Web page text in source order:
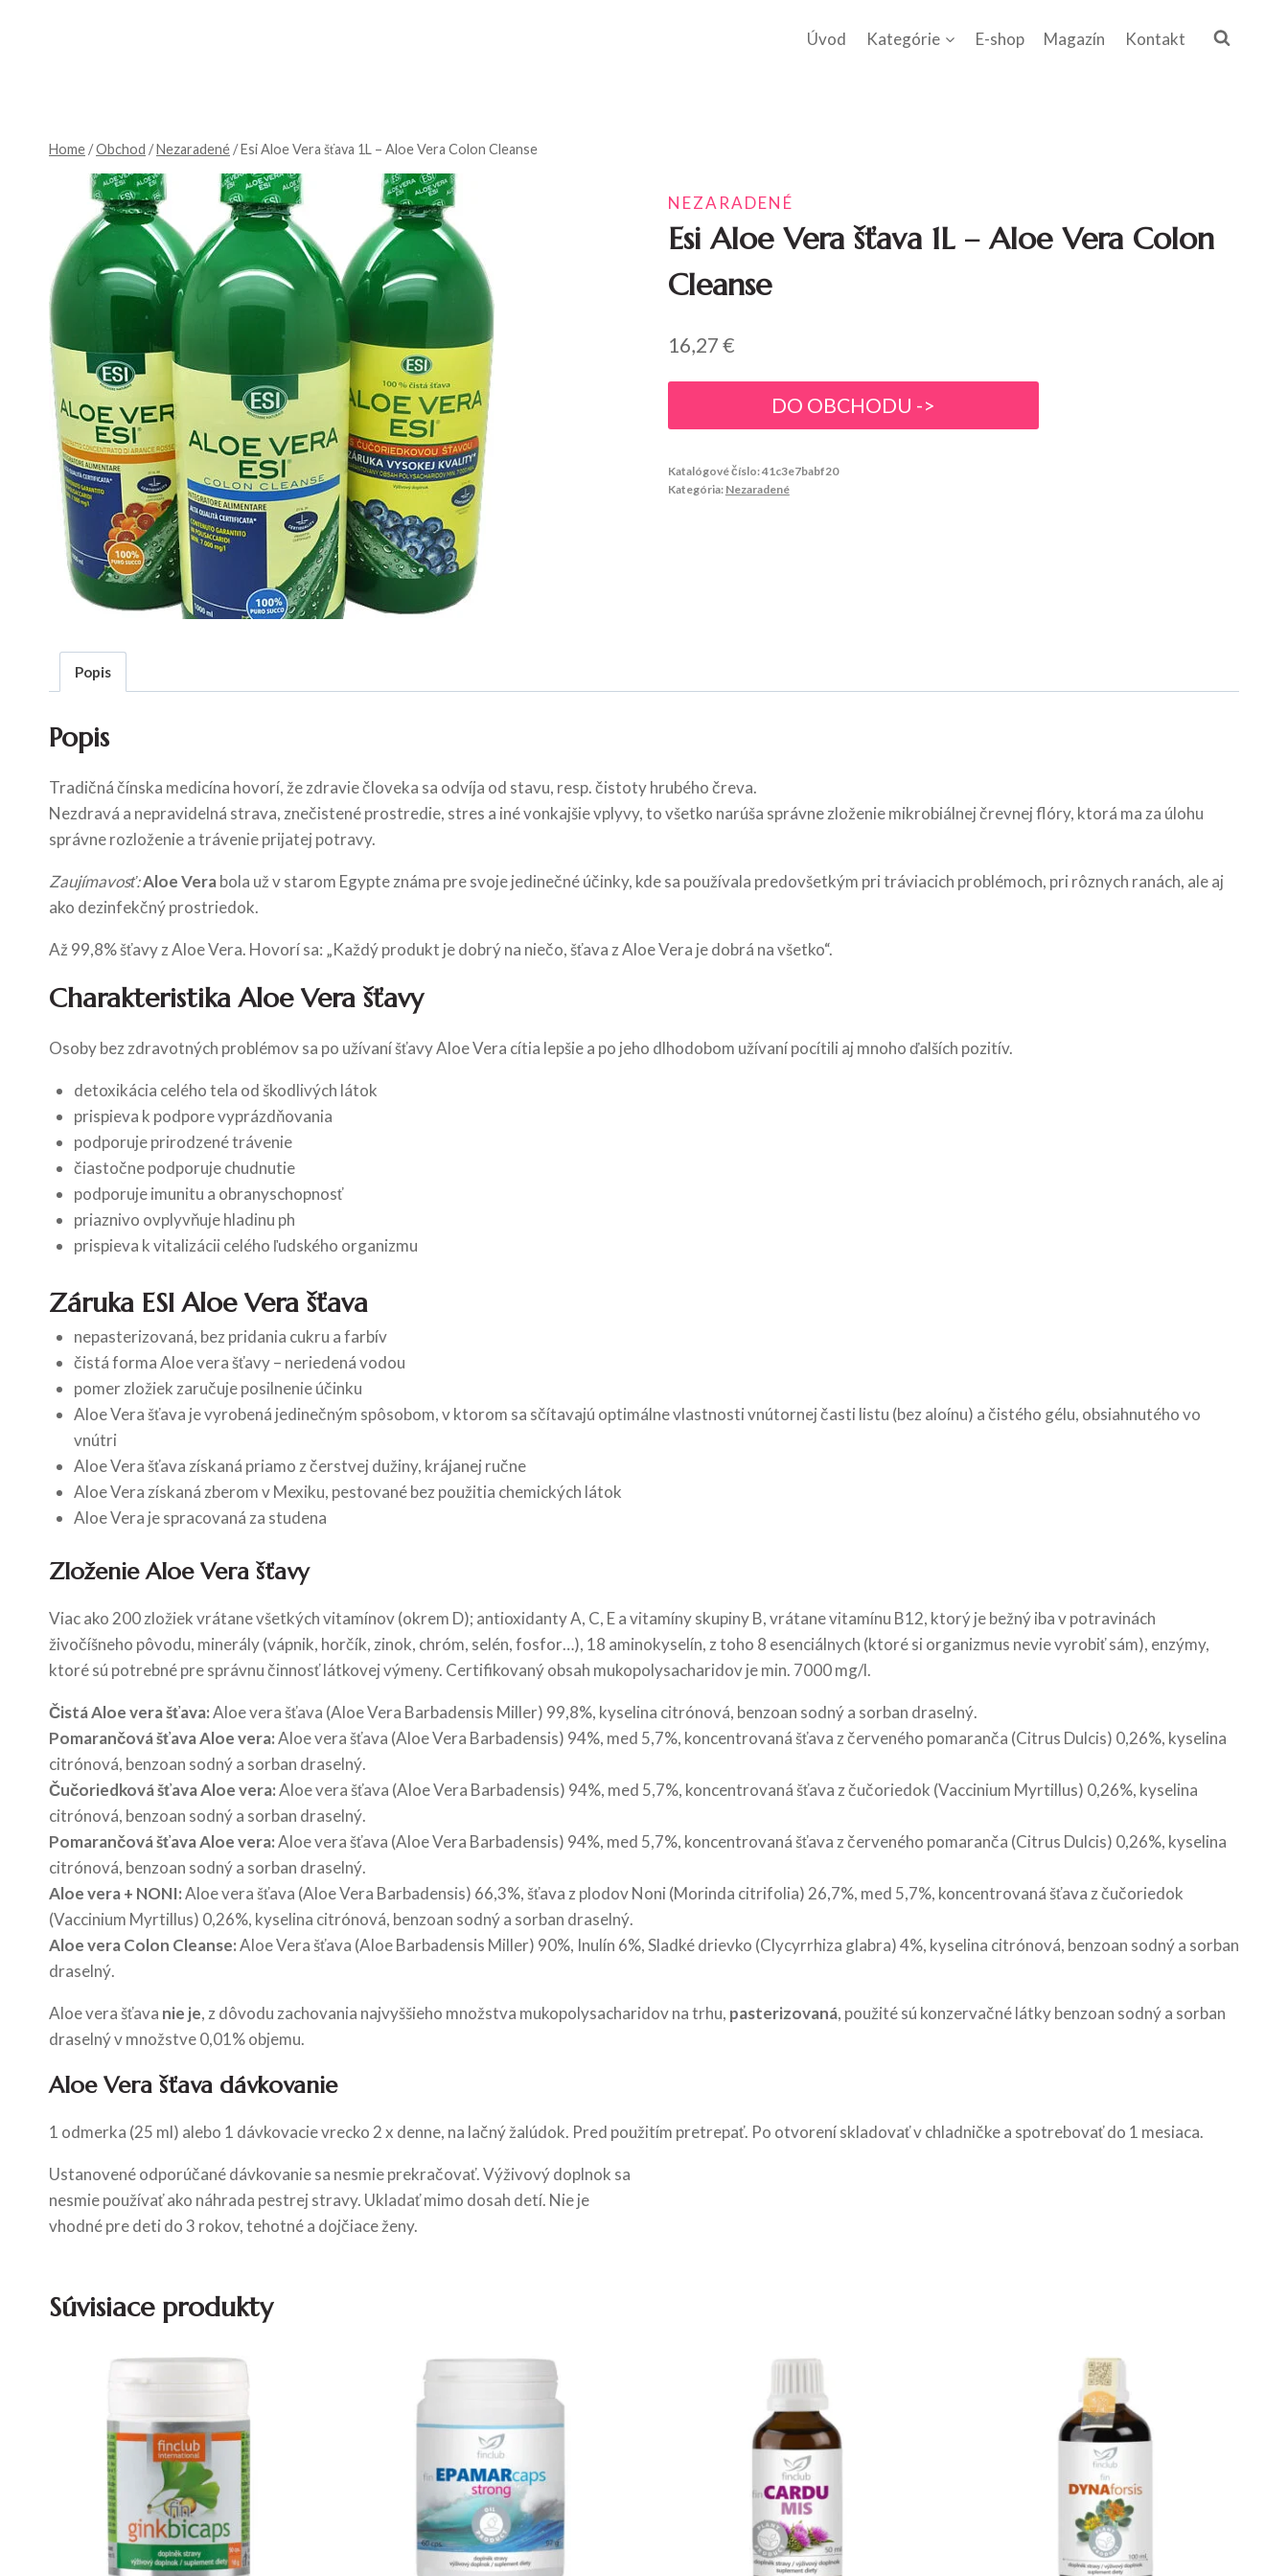
Úvod Kategórie E-shop Magazín Kontakt
Home /Obchod /Nezaradené /Esi Aloe Vera šťava 1L – Aloe Vera Colon Cleanse
NEZARADENÉ
Esi Aloe Vera šťava 1L – Aloe Vera Colon
Cleanse
16,27€
DO OBCHODU ->
Katalógové číslo:41c3e7babf20
Kategória: Nezaradené
Popis
Popis
Tradičná čínska medicína hovorí, že zdravie človeka sa odvíja od stavu, resp. čistoty hrubého čreva.
Nezdravá a nepravidelná strava, znečistené prostredie, stres a iné vonkajšie vplyvy, to všetko narúša správne zloženie mikrobiálnej črevnej flóry, ktorá ma za úlohu
správne rozloženie a trávenie prijatej potravy.
Zaujímavosť:Aloe Verabola už v starom Egypte známa pre svoje jedinečné účinky, kde sa používala predovšetkým pri tráviacich problémoch, pri rôznych ranách, ale aj
ako dezinfekčný prostriedok.
Až 99,8% šťavy z Aloe Vera. Hovorí sa: „Každý produkt je dobrý na niečo, šťava z Aloe Vera je dobrá na všetko“.
Charakteristika Aloe Vera šťavy
Osoby bez zdravotných problémov sa po užívaní šťavy Aloe Vera cítia lepšie a po jeho dlhodobom užívaní pocítili aj mnoho ďalších pozitív.
detoxikácia celého tela od škodlivých látok
prispieva k podpore vyprázdňovania
podporuje prirodzené trávenie
čiastočne podporuje chudnutie
podporuje imunitu a obranyschopnosť
priaznivo ovplyvňuje hladinu ph
prispieva k vitalizácii celého ľudského organizmu
Záruka ESI Aloe Vera šťava
nepasterizovaná, bez pridania cukru a farbív
čistá forma Aloe vera šťavy – neriedená vodou
pomer zložiek zaručuje posilnenie účinku
Aloe Vera šťava je vyrobená jedinečným spôsobom, v ktorom sa sčítavajú optimálne vlastnosti vnútornej časti listu (bez aloínu) a čistého gélu, obsiahnutého vo
vnútri
Aloe Vera šťava získaná priamo z čerstvej dužiny, krájanej ručne
Aloe Vera získaná zberom v Mexiku, pestované bez použitia chemických látok
Aloe Vera je spracovaná za studena
Zloženie Aloe Vera šťavy
Viac ako 200 zložiek vrátane všetkých vitamínov (okrem D); antioxidanty A, C, E a vitamíny skupiny B, vrátane vitamínu B12, ktorý je bežný iba v potravinách
živočíšneho pôvodu, minerály (vápnik, horčík, zinok, chróm, selén, fosfor…), 18 aminokyselín, z toho 8 esenciálnych (ktoré si organizmus nevie vyrobiť sám), enzýmy,
ktoré sú potrebné pre správnu činnosť látkovej výmeny. Certifikovaný obsah mukopolysacharidov je min. 7000 mg/l.
Čistá Aloe vera šťava:Aloe vera šťava (Aloe Vera Barbadensis Miller) 99,8%, kyselina citrónová, benzoan sodný a sorban draselný.
Pomarančová šťava Aloe vera:Aloe vera šťava (Aloe Vera Barbadensis) 94%, med 5,7%, koncentrovaná šťava z červeného pomaranča (Citrus Dulcis) 0,26%, kyselina
citrónová, benzoan sodný a sorban draselný.
Čučoriedková šťava Aloe vera:Aloe vera šťava (Aloe Vera Barbadensis) 94%, med 5,7%, koncentrovaná šťava z čučoriedok (Vaccinium Myrtillus) 0,26%, kyselina
citrónová, benzoan sodný a sorban draselný.
Pomarančová šťava Aloe vera:Aloe vera šťava (Aloe Vera Barbadensis) 94%, med 5,7%, koncentrovaná šťava z červeného pomaranča (Citrus Dulcis) 0,26%, kyselina
citrónová, benzoan sodný a sorban draselný.
Aloe vera + NONI:Aloe vera šťava (Aloe Vera Barbadensis) 66,3%, šťava z plodov Noni (Morinda citrifolia) 26,7%, med 5,7%, koncentrovaná šťava z čučoriedok
(Vaccinium Myrtillus) 0,26%, kyselina citrónová, benzoan sodný a sorban draselný.
Aloe vera Colon Cleanse:Aloe Vera šťava (Aloe Barbadensis Miller) 90%, Inulín 6%, Sladké drievko (Clycyrrhiza glabra) 4%, kyselina citrónová, benzoan sodný a sorban
draselný.
Aloe vera šťava nie je, z dôvodu zachovania najvyššieho množstva mukopolysacharidov na trhu, pasterizovaná, použité sú konzervačné látky benzoan sodný a sorban
draselný v množstve 0,01% objemu.
Aloe Vera šťava dávkovanie
1 odmerka (25 ml) alebo 1 dávkovacie vrecko 2 x denne, na lačný žalúdok. Pred použitím pretrepať. Po otvorení skladovať v chladničke a spotrebovať do 1 mesiaca.
Ustanovené odporúčané dávkovanie sa nesmie prekračovať. Výživový doplnok sa
nesmie používať ako náhrada pestrej stravy. Ukladať mimo dosah detí. Nie je
vhodné pre deti do 3 rokov, tehotné a dojčiace ženy.
Súvisiace produkty